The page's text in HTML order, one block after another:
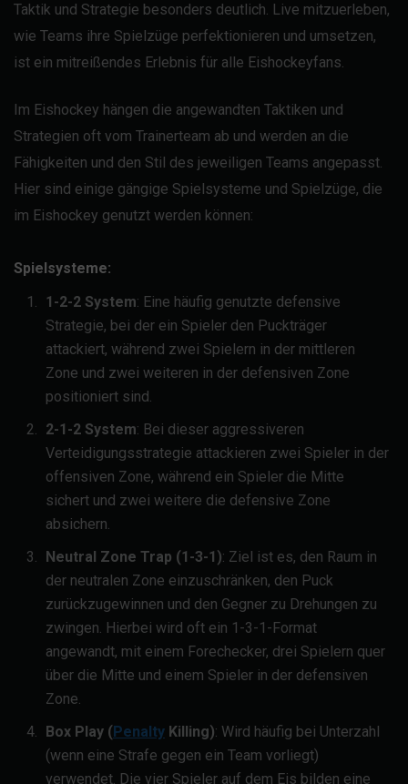
Taktik und Strategie besonders deutlich. Live mitzuerleben,
wie Teams ihre Spielzüge perfektionieren und umsetzen,
ist ein mitreißendes Erlebnis für alle Eishockeyfans.
Im Eishockey hängen die angewandten Taktiken und
Strategien oft vom Trainerteam ab und werden an die
Fähigkeiten und den Stil des jeweiligen Teams angepasst.
Hier sind einige gängige Spielsysteme und Spielzüge, die
im Eishockey genutzt werden können:
Spielsysteme:
1-2-2 System: Eine häufig genutzte defensive
Strategie, bei der ein Spieler den Puckträger
attackiert, während zwei Spielern in der mittleren
Zone und zwei weiteren in der defensiven Zone
positioniert sind.
2-1-2 System: Bei dieser aggressiveren
Verteidigungsstrategie attackieren zwei Spieler in der
offensiven Zone, während ein Spieler die Mitte
sichert und zwei weitere die defensive Zone
absichern.
Neutral Zone Trap (1-3-1): Ziel ist es, den Raum in
der neutralen Zone einzuschränken, den Puck
zurückzugewinnen und den Gegner zu Drehungen zu
zwingen. Hierbei wird oft ein 1-3-1-Format
angewandt, mit einem Forechecker, drei Spielern quer
über die Mitte und einem Spieler in der defensiven
Zone.
Box Play (Penalty Killing): Wird häufig bei Unterzahl
(wenn eine Strafe gegen ein Team vorliegt)
verwendet. Die vier Spieler auf dem Eis bilden eine